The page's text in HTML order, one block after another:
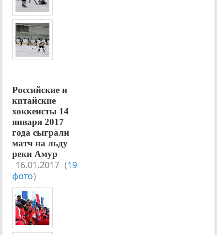
Российские и
китайские
хоккеисты 14
января 2017
года сыграли
матч на льду
реки Амур
16.01.2017 (19
фото)